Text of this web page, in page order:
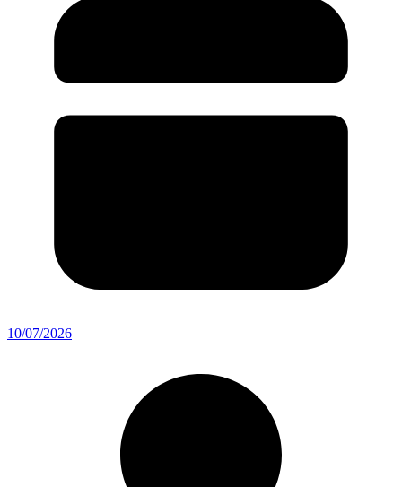
10/07/2026